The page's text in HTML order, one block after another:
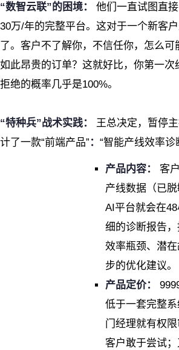
“数智云联”的困境：
他们一直试图直
30万/年的完整平台。这对于一个新客
了。客户不了解你，不信任你，怎么可
如此昂贵的订单？这就好比，你第一次
拒绝的概率几乎是100%。
“特种兵”战术实践：
王总决定，暂停
计了一款“前端产品” ： “智能产线效率诊
产品内容：
客
产线数据（已脱
AI平台就会在
细的诊断报告
效率瓶颈、潜
步的优化建议。
产品定价：
低于一套完整
门经理就有权
客户敢于尝试